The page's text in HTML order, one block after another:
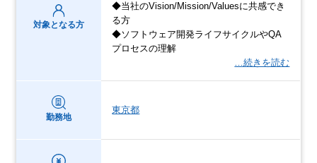
対象となる方
◆当社のVision/Mission/Valuesに共感でき
る方
◆ソフトウェア開発ライフサイクルやQA
プロセスの理解
…続きを読む
勤務地
東京都